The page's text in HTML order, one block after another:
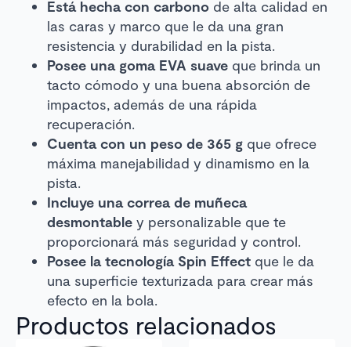
Está hecha con carbono de alta calidad en
las caras y marco que le da una gran
resistencia y durabilidad en la pista.
Posee una goma EVA suave que brinda un
tacto cómodo y una buena absorción de
impactos, además de una rápida
recuperación.
Cuenta con un peso de 365 g que ofrece
máxima manejabilidad y dinamismo en la
pista.
Incluye una correa de muñeca
desmontable y personalizable que te
proporcionará más seguridad y control.
Posee la tecnología Spin Effect que le da
una superficie texturizada para crear más
efecto en la bola.
Productos relacionados